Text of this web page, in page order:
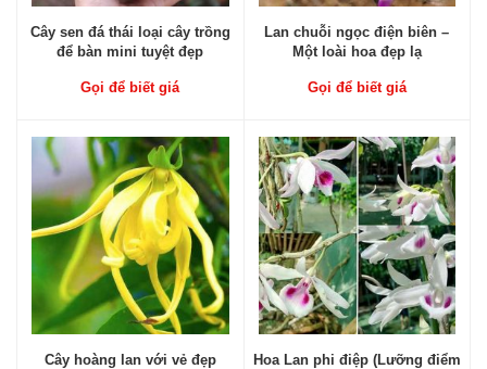
Cây sen đá thái loại cây trồng
để bàn mini tuyệt đẹp
Gọi để biết giá
Lan chuỗi ngọc điện biên –
Một loài hoa đẹp lạ
Gọi để biết giá
Cây hoàng lan với vẻ đẹp
Hoa Lan phi điệp (Lưỡng điểm